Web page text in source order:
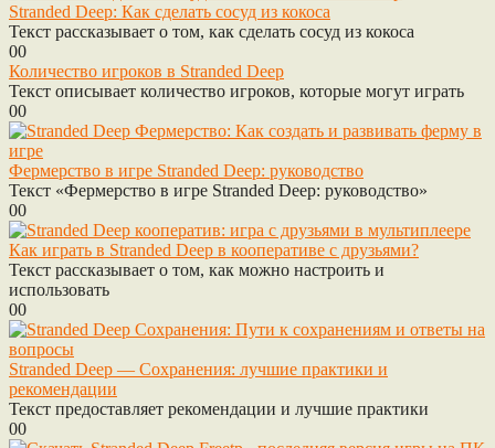
Stranded Deep: Как сделать сосуд из кокоса
Текст рассказывает о том, как сделать сосуд из кокоса
00
Количество игроков в Stranded Deep
Текст описывает количество игроков, которые могут играть
00
Фермерство в игре Stranded Deep: руководство
Текст «Фермерство в игре Stranded Deep: руководство»
00
Как играть в Stranded Deep в кооперативе с друзьями?
Текст рассказывает о том, как можно настроить и
использовать
00
Stranded Deep — Сохранения: лучшие практики и
рекомендации
Текст предоставляет рекомендации и лучшие практики
00